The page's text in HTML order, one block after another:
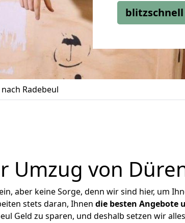
Radebeul
Umzug von
aber keine Sorge, denn wir sind hier, um
stets daran, Ihnen die besten Angebote
Geld zu sparen, und deshalb setzen wir